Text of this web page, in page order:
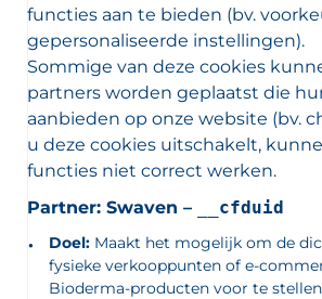
functies aan te bieden (bv.
gepersonaliseerde instellingen).
Sommige van deze cookies
partners worden geplaatst die
aanbieden op onze website (bv.
u deze cookies uitschakelt,
functies niet correct werken.
Partner: Swaven –
__cfduid
Doel: Maakt het mogelijk om de
fysieke verkooppunten of e-
Bioderma-producten voor te stellen